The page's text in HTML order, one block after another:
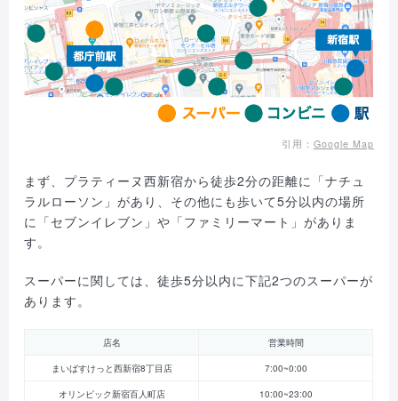
引用： Google Map
まず、プラティーヌ西新宿から徒歩2分の距離に「ナチュ
ラルローソン」があり、その他にも歩いて5分以内の場所
に「セブンイレブン」や「ファミリーマート」がありま
す。
スーパーに関しては、徒歩5分以内に下記2つのスーパーが
あります。
店名 営業時間
まいばすけっと西新宿8丁目店 7:00~0:00
オリンピック新宿百人町店 10:00~23:00